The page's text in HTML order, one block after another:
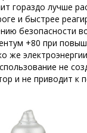
гораздо лучше
и быстрее
безопасности
+80 при
же
не
и не приводит к